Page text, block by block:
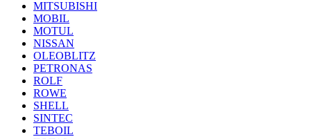
MITSUBISHI
MOBIL
MOTUL
NISSAN
OLEOBLITZ
PETRONAS
ROLF
ROWE
SHELL
SINTEC
TEBOIL